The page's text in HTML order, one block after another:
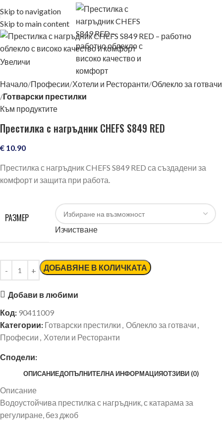
Skip to navigation
Skip to main content
Увеличи
Начало Професии Хотели и Ресторанти Облекло за готвачи
Готварски престилки
Към продуктите
Престилка с нагръдник CHEFS S849 RED
€ 10.90
Престилка с нагръдник CHEFS S849 RED са създадени за
комфорт и защита при работа.
РАЗМЕР
Изчистване
ДОБАВЯНЕ В КОЛИЧКАТА
Добави в любими
Код: 90411009
Категории: Готварски престилки , Облекло за готвачи ,
Професии , Хотели и Ресторанти
Сподели:
ОПИСАНИЕДОПЪЛНИТЕЛНА ИНФОРМАЦИЯОТЗИВИ (0)
Описание
Водоустойчива престилка с нагръдник, с катарама за
регулиране, без джоб